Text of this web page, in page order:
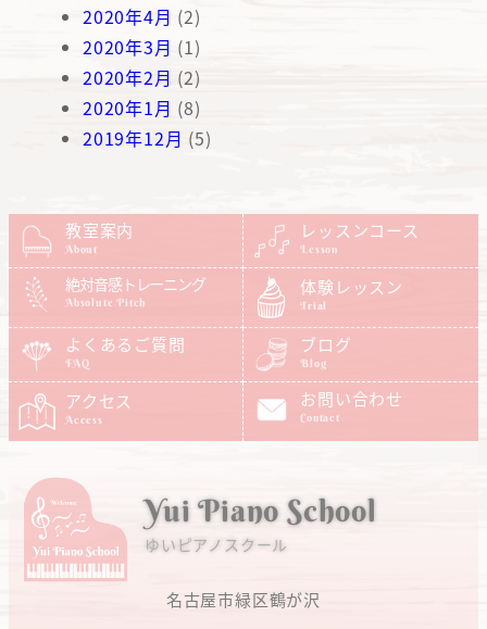
2020年4月 (2)
2020年3月 (1)
2020年2月 (2)
2020年1月 (8)
2019年12月 (5)
教室案内
About
レッスンコース
Lesson
絶対音感トレーニング
Absolute Pitch
体験レッスン
Trial
よくあるご質問
FAQ
ブログ
Blog
アクセス
Access
お問い合わせ
Contact
Yui Piano School
ゆいピアノスクール
名古屋市緑区鶴が沢